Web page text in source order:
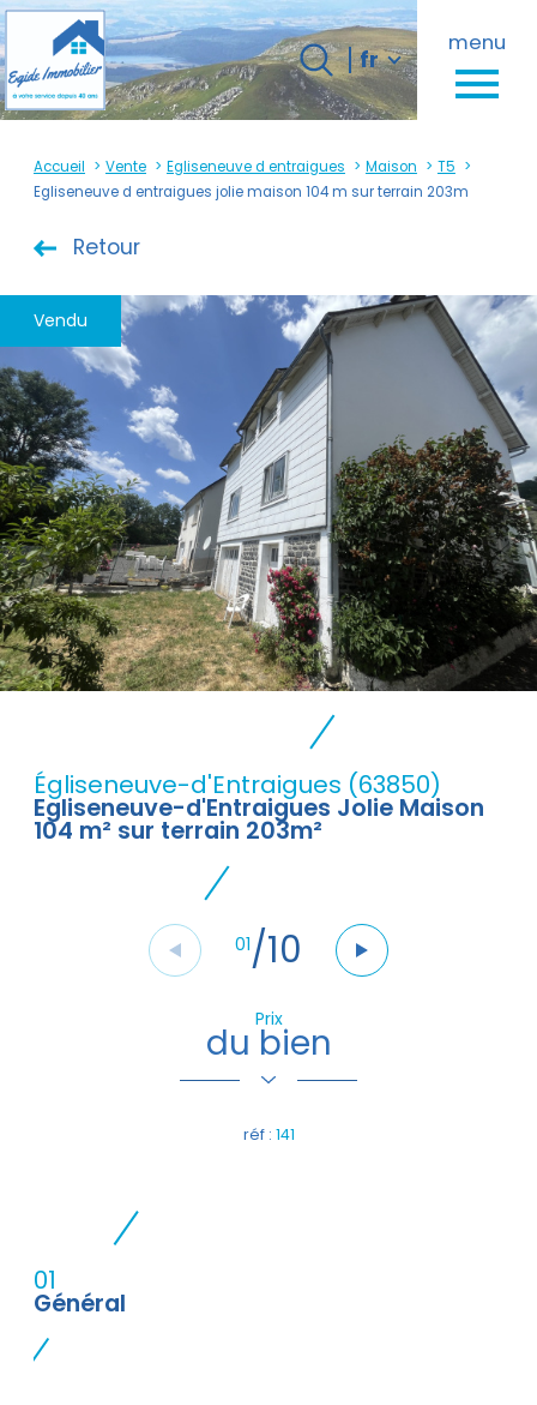
menu
Langue
fr
Accueil
0 Langue
fr
Accueil Vente Egliseneuve d entraigues Maison
T5
Egliseneuve d entraigues jolie maison 104 m sur terrain 203m
Retour
Vendu
Égliseneuve-d'Entraigues (63850)
Egliseneuve-d'Entraigues Jolie Maison
104 m² sur terrain 203m²
01/10
Prix
du bien
réf : 141
01
Général